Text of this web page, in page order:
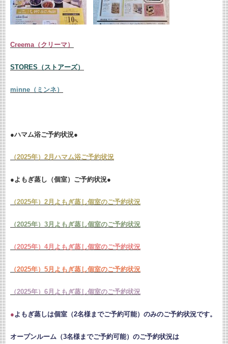
Creema（クリーマ）
STORES（ストアーズ）
minne（ミンネ）
●ハマム浴ご予約状況●
（2025年）2月ハマム浴ご予約状況
●よもぎ蒸し（個室）ご予約状況●
（2025年）2月よもぎ蒸し個室のご予約状況
（2025年）3月よもぎ蒸し個室のご予約状況
（2025年）4月よもぎ蒸し個室のご予約状況
（2025年）5月よもぎ蒸し個室のご予約状況
（2025年）6月よもぎ蒸し個室のご予約状況
●よもぎ蒸しは個室（2名様までご予約可能）のみのご予約状況です。
オープンルーム（3名様までご予約可能）のご予約状況は